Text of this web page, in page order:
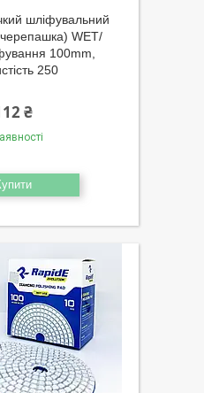
шліфувальний
WET/
100mm,
250
₴